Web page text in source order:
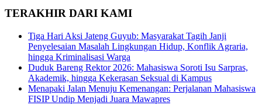
TERAKHIR DARI KAMI
Tiga Hari Aksi Jateng Guyub: Masyarakat Tagih Janji
Penyelesaian Masalah Lingkungan Hidup, Konflik Agraria,
hingga Kriminalisasi Warga
Duduk Bareng Rektor 2026: Mahasiswa Soroti Isu Sarpras,
Akademik, hingga Kekerasan Seksual di Kampus
Menapaki Jalan Menuju Kemenangan: Perjalanan Mahasiswa
FISIP Undip Menjadi Juara Mawapres